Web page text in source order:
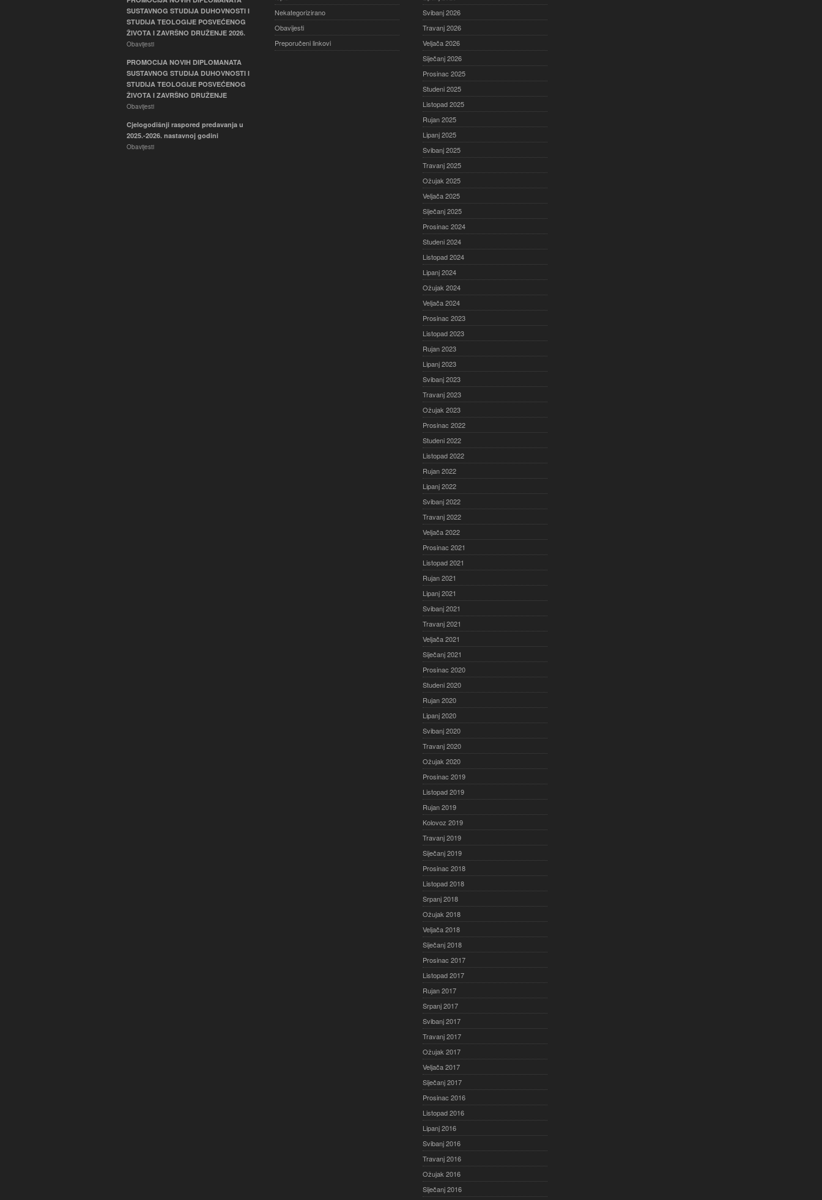
SUSTAVNOG STUDIJA DUHOVNOSTI I
STUDIJA TEOLOGIJE POSVEĆENOG
ŽIVOTA I ZAVRŠNO DRUŽENJE 2026.
Obavijesti
PROMOCIJA NOVIH DIPLOMANATA
SUSTAVNOG STUDIJA DUHOVNOSTI I
STUDIJA TEOLOGIJE POSVEĆENOG
ŽIVOTA I ZAVRŠNO DRUŽENJE
Obavijesti
Cjelogodišnji raspored predavanja u
2025.-2026. nastavnoj godini
Obavijesti
Nekategorizirano
Obavijesti
Preporučeni linkovi
Svibanj 2026
Travanj 2026
Veljača 2026
Siječanj 2026
Prosinac 2025
Studeni 2025
Listopad 2025
Rujan 2025
Lipanj 2025
Svibanj 2025
Travanj 2025
Ožujak 2025
Veljača 2025
Siječanj 2025
Prosinac 2024
Studeni 2024
Listopad 2024
Lipanj 2024
Ožujak 2024
Veljača 2024
Prosinac 2023
Listopad 2023
Rujan 2023
Lipanj 2023
Svibanj 2023
Travanj 2023
Ožujak 2023
Prosinac 2022
Studeni 2022
Listopad 2022
Rujan 2022
Lipanj 2022
Svibanj 2022
Travanj 2022
Veljača 2022
Prosinac 2021
Listopad 2021
Rujan 2021
Lipanj 2021
Svibanj 2021
Travanj 2021
Veljača 2021
Siječanj 2021
Prosinac 2020
Studeni 2020
Rujan 2020
Lipanj 2020
Svibanj 2020
Travanj 2020
Ožujak 2020
Prosinac 2019
Listopad 2019
Rujan 2019
Kolovoz 2019
Travanj 2019
Siječanj 2019
Prosinac 2018
Listopad 2018
Srpanj 2018
Ožujak 2018
Veljača 2018
Siječanj 2018
Prosinac 2017
Listopad 2017
Rujan 2017
Srpanj 2017
Svibanj 2017
Travanj 2017
Ožujak 2017
Veljača 2017
Siječanj 2017
Prosinac 2016
Listopad 2016
Lipanj 2016
Svibanj 2016
Travanj 2016
Ožujak 2016
Siječanj 2016